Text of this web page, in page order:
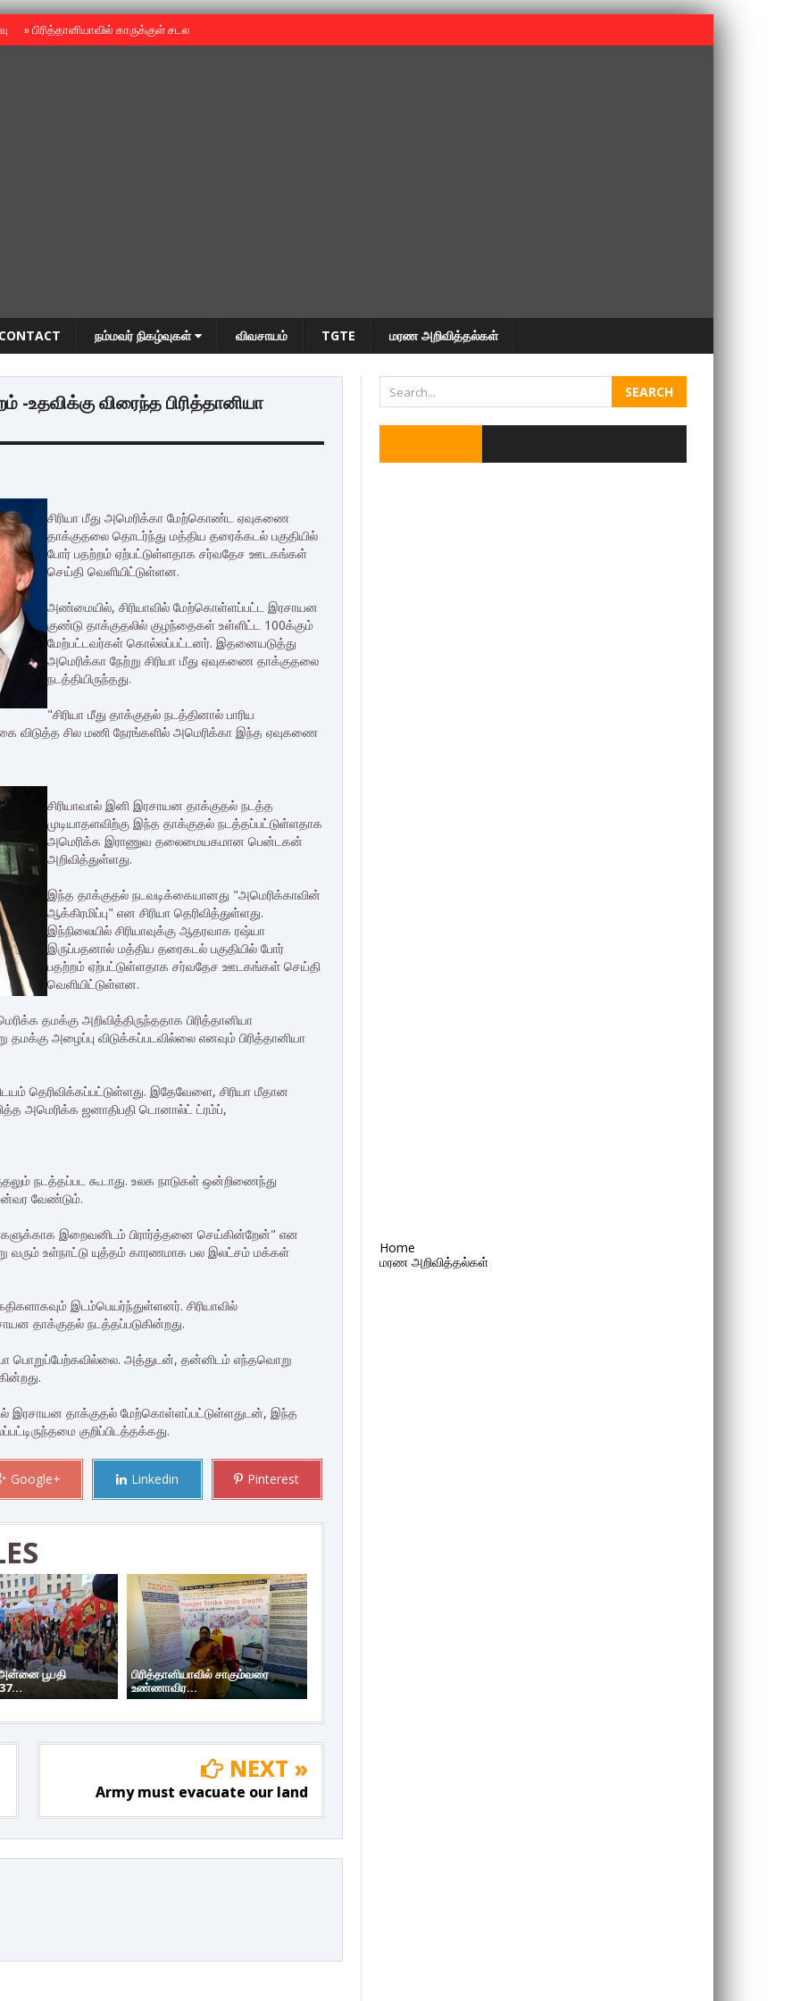
»பிரித்தானியாவில் காருக்குள் சடலம் -தமிழருடையதா ?
CONTACT நம்மவர் நிகழ்வுகள் விவசாயம் TGTE மரண அறிவித்தல்கள்
உதவிக்கு விரைந்த பிரித்தானியா
சிரியா மீது அமெரிக்கா மேற்கொண்ட ஏவுகணை
தாக்குதலை தொடர்ந்து மத்திய தரைக்கடல் பகுதியில்
போர் பதற்றம் ஏற்பட்டுள்ளதாக சர்வதேச ஊடகங்கள்
செய்தி வெளியிட்டுள்ளன.
அண்மையில், சிரியாவில் மேற்கொள்ளப்பட்ட இரசாயன
குண்டு தாக்குதலில் குழந்தைகள் உள்ளிட்ட 100க்கும்
மேற்பட்டவர்கள் கொல்லப்பட்டனர். இதனையடுத்து
அமெரிக்கா நேற்று சிரியா மீது ஏவுகணை தாக்குதலை
நடத்தியிருந்தது.
"சிரியா மீது தாக்குதல் நடத்தினால் பாரிய
விடுத்த சில மணி நேரங்களில் அமெரிக்கா இந்த ஏவுகணை
சிரியாவால் இனி இரசாயன தாக்குதல் நடத்த
முடியாதளவிற்கு இந்த தாக்குதல் நடத்தப்பட்டுள்ளதாக
அமெரிக்க இராணுவ தலைமையகமான பென்டகன்
அறிவித்துள்ளது.
இந்த தாக்குதல் நடவடிக்கையானது "அமெரிக்காவின்
ஆக்கிரமிப்பு" என சிரியா தெரிவித்துள்ளது.
இந்நிலையில் சிரியாவுக்கு ஆதரவாக ரஷ்யா
இருப்பதனால் மத்திய தரைகடல் பகுதியில் போர்
பதற்றம் ஏற்பட்டுள்ளதாக சர்வதேச ஊடகங்கள் செய்தி
வெளியிட்டுள்ளன.
தமக்கு அறிவித்திருந்ததாக பிரித்தானியா
தமக்கு அழைப்பு விடுக்கப்படவில்லை எனவும் பிரித்தானியா
தெரிவிக்கப்பட்டுள்ளது. இதேவேளை, சிரியா மீதான
அமெரிக்க ஜனாதிபதி டொனால்ட் ட்ரம்ப்,
நடத்தப்பட கூடாது. உலக நாடுகள் ஒன்றிணைந்து
வேண்டும்.
இறைவனிடம் பிரார்த்தனை செய்கின்றேன்" என
வரும் உள்நாட்டு யுத்தம் காரணமாக பல இலட்சம் மக்கள்
இடம்பெயர்ந்துள்ளனர். சிரியாவில்
தாக்குதல் நடத்தப்படுகின்றது.
பொறுப்பேற்கவில்லை. அத்துடன், தன்னிடம் எந்தவொறு
இரசாயன தாக்குதல் மேற்கொள்ளப்பட்டுள்ளதுடன், இந்த
குறிப்பிடத்தக்கது.
Google+ Linkedin Pinterest
பூபதி
பிரித்தானியாவில் சாகும்வரை
உண்ணாவிர...
NEXT »
Army must evacuate our land
Home
மரண அறிவித்தல்கள்